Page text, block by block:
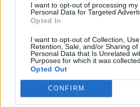
I want to opt-out of processing my
Personal Data for Targeted
Opted In
I want to opt-out of Collection, Use,
Retention, Sale, and/or Sharing of
Personal Data that Is Unrelated
Purposes for which it was collected.
Opted Out
CONFIRM
Ισραηλινό ΥΠΕΞ προς
διαδηλώσεων
Ταξιδιωτική προειδοποίηση εξέδωσε
υπουργείο Εξωτερικών ενόψει της
φιλοπαλαιστινιακών οργανώσεων σε
ΣΉΜΕΡΑ